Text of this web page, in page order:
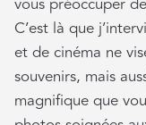
C’est là que
et de cinéma ne
souvenirs, mais
magnifique que